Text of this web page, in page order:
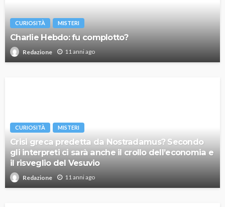
CURIOSITÀ MISTERI
Charlie Hebdo: fu complotto?
Redazione 11 anni ago
CURIOSITÀ MISTERI
Crisi greca predetta da Nostradamus? Secondo
gli interpreti ci sarà anche il crollo dell’economia e
il risveglio del Vesuvio
Redazione 11 anni ago